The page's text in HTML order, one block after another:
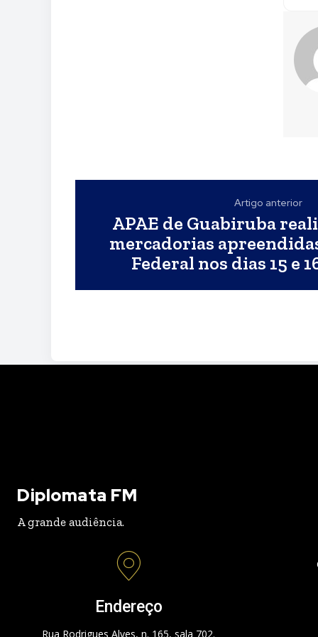
Artigo anterior
APAE de Guabiruba
mercadorias
Federal nos dias 15 e
Diplomata FM
A grande audiência.
Endereço
Rua Rodrigues Alves, n. 165, sala 702.